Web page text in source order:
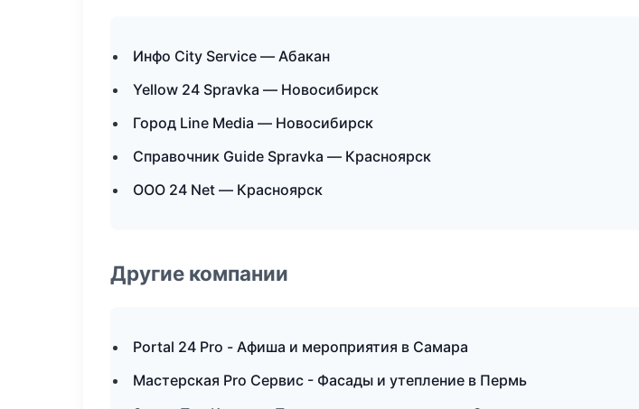
Инфо City Service — Абакан
Yellow 24 Spravka — Новосибирск
Город Line Media — Новосибирск
Справочник Guide Spravka — Красноярск
ООО 24 Net — Красноярск
Другие компании
Portal 24 Pro - Афиша и мероприятия в Самара
Мастерская Pro Сервис - Фасады и утепление в Пермь